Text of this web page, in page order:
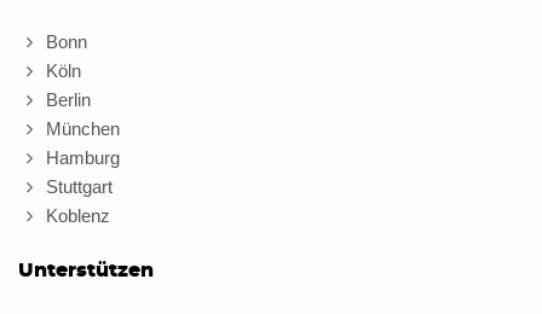
Bonn
Köln
Berlin
München
Hamburg
Stuttgart
Koblenz
Unterstützen